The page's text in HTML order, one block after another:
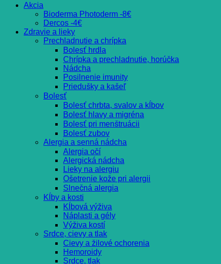
Akcia
Bioderma Photoderm -8€
Dercos -4€
Zdravie a lieky
Prechladnutie a chrípka
Bolesť hrdla
Chrípka a prechladnutie, horúčka
Nádcha
Posilnenie imunity
Priedušky a kašeľ
Bolesť
Bolesť chrbta, svalov a kĺbov
Bolesť hlavy a migréna
Bolesť pri menštruácii
Bolesť zubov
Alergia a senná nádcha
Alergia očí
Alergická nádcha
Lieky na alergiu
Ošetrenie kože pri alergii
Slnečná alergia
Kĺby a kosti
Kĺbová výživa
Náplasti a gély
Výživa kostí
Srdce, cievy a tlak
Cievy a žilové ochorenia
Hemoroidy
Srdce, tlak